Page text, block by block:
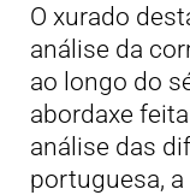
O xurado
análise da
ao longo do
abordaxe
análise das
portuguesa,